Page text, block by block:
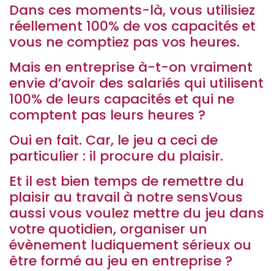
Dans ces moments-là, vous utilisiez
réellement 100% de vos capacités et
vous ne comptiez pas vos heures.
Mais en entreprise à-t-on vraiment
envie d’avoir des salariés qui utilisent
100% de leurs capacités et qui ne
comptent pas leurs heures ?
Oui en fait. Car, le jeu a ceci de
particulier : il procure du plaisir.
Et il est bien temps de remettre du
plaisir au travail à notre sensVous
aussi vous voulez mettre du jeu dans
votre quotidien, organiser un
évènement ludiquement sérieux ou
être formé au jeu en entreprise ?